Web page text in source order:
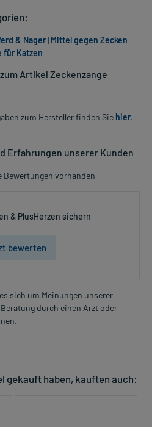
Artikel Zeckenzange
zum Hersteller finden Sie hier.
Erfahrungen unserer Kunden
vorhanden
& PlusHerzen sichern
bewerten
sich um Meinungen unserer
durch einen Arzt oder
gekauft haben, kauften auch:
& Nager| Mittel gegen Zecken
für Katzen